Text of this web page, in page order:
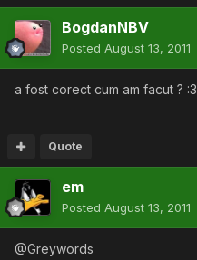
BogdanNBV
Posted August 13, 2011
a fost corect cum am facut ?
Quote
em
Posted August 13, 2011
@Greywords